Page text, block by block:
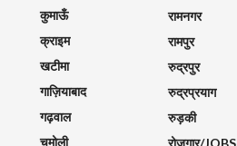
कुमाऊँ
क्राइम
खटीमा
गाज़ियाबाद
गढ़वाल
चमोली
रामनगर
रामपुर
रुद्रपुर
रुद्रप्रयाग
रुड़की
रोज़गार/JOBS